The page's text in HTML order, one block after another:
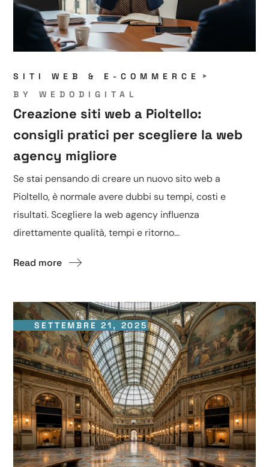
SITI WEB & E-COMMERCE
BYWEDODIGITAL
Creazione siti web a Pioltello:
consigli pratici per scegliere la web
agency migliore
Se stai pensando di creare un nuovo sito web a
Pioltello, è normale avere dubbi su tempi, costi e
risultati. Scegliere la web agency influenza
direttamente qualità, tempi e ritorno...
Read more
SETTEMBRE 21, 2025